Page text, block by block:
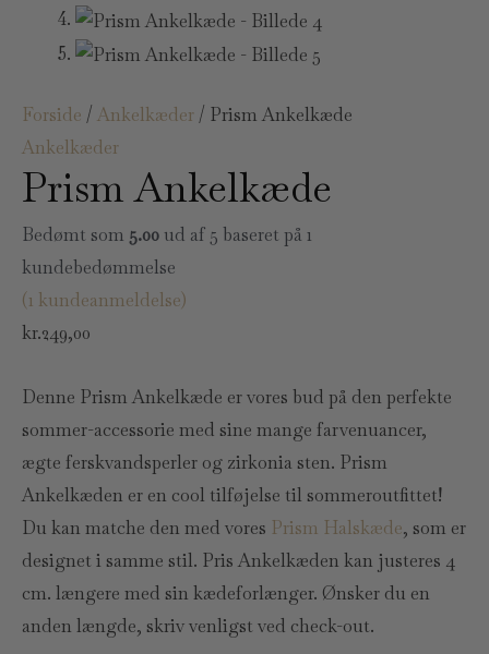
Forside / Ankelkæder / Prism Ankelkæde
Ankelkæder
Prism Ankelkæde
Bedømt som 5.00 ud af 5 baseret på 1
kundebedømmelse
(1 kundeanmeldelse)
kr.249,00
Denne Prism Ankelkæde er vores bud på den perfekte
sommer-accessorie med sine mange farvenuancer,
ægte ferskvandsperler og zirkonia sten. Prism
Ankelkæden er en cool tilføjelse til sommeroutfittet!
Du kan matche den med vores Prism Halskæde, som er
designet i samme stil. Pris Ankelkæden kan justeres 4
cm. længere med sin kædeforlænger. Ønsker du en
anden længde, skriv venligst ved check-out.